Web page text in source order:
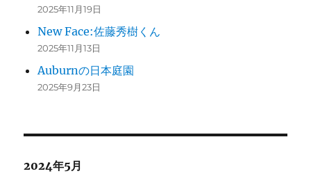
2025年11月19日
New Face:佐藤秀樹くん
2025年11月13日
Auburnの日本庭園
2025年9月23日
2024年5月